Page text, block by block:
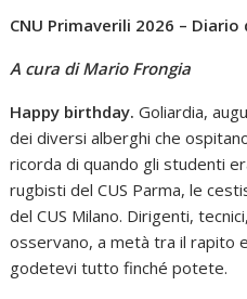
CNU Primaverili 2026 – Diario
A cura di Mario Frongia
Happy birthday.Goliardia,
dei diversi alberghi che
ricorda di quando gli studenti
rugbisti del CUS Parma, le
del CUS Milano. Dirigenti,
osservano, a metà tra il rapito
godetevi tutto finché potete.